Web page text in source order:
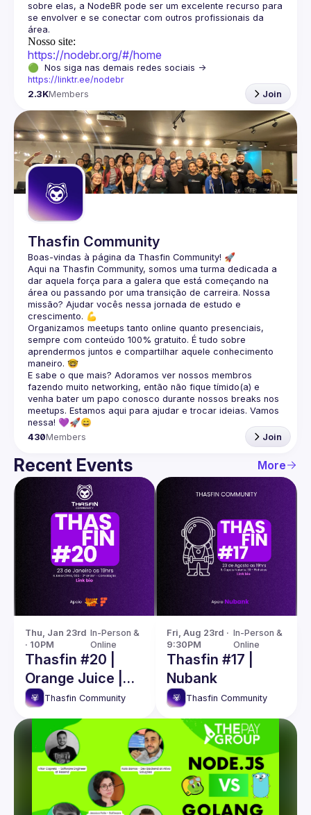
sobre elas, a NodeBR pode ser um excelente recurso para
se envolver e se conectar com outros profissionais da
Nosso site:
https://nodebr.org/#/home
https://linktr.ee/nodebr
2.3KMembers Join
Thasfin Community
Boas-vindas à página da Thasfin Community! 🚀
Aqui na Thasfin Community, somos uma turma dedicada a
dar aquela força para a galera que está começando na
área ou passando por uma transição de carreira. Nossa
missão? Ajudar vocês nessa jornada de estudo e
crescimento. 💪
Organizamos meetups tanto online quanto presenciais,
sempre com conteúdo 100% gratuito. É tudo sobre
aprendermos juntos e compartilhar aquele conhecimento
maneiro. 🤓
E sabe o que mais? Adoramos ver nossos membros
fazendo muito networking, então não fique tímido(a) e
venha bater um papo conosco durante nossos breaks nos
meetups. Estamos aqui para ajudar e trocar ideias. Vamos
nessa! 💜🚀😄
430Members Join
Recent Events More
Thu, Jan 23rd
· 10PM
In-Person &
Online
Thasfin #20 |
Orange Juice |
Fcamara
Thasfin Community
Fri, Aug 23rd ·
9:30PM
In-Person &
Online
Thasfin #17 |
Nubank
Thasfin Community